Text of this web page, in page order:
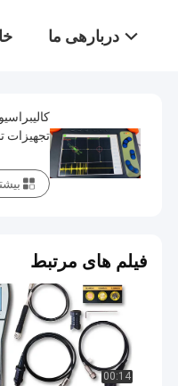
دربارهی ما
تجهیزات
فیلم های مرتبط
00:14